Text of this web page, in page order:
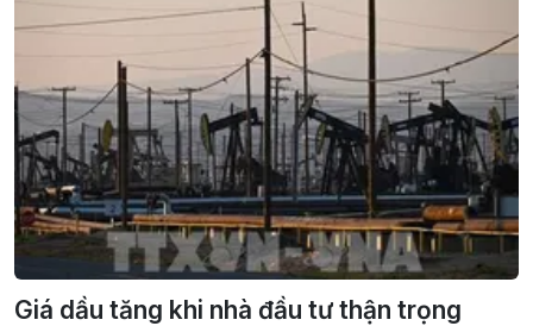
Giá dầu tăng khi nhà đầu tư thận trọng